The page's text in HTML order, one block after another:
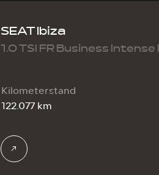
SEAT Ibiza
1.0 TSI FR Business
Kilometerstand
122.077 km